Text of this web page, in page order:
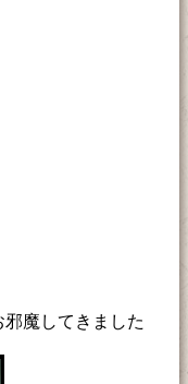
魔してきました